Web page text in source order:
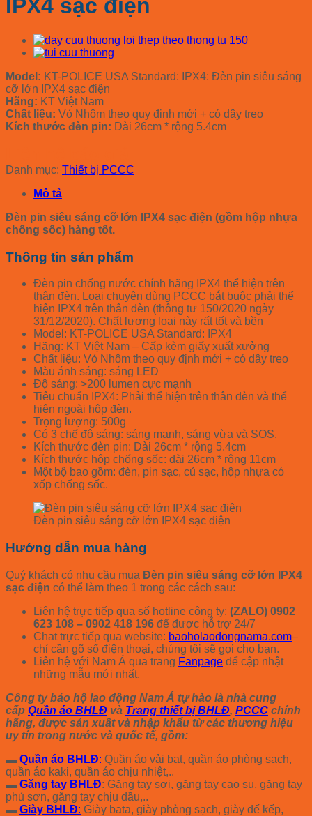
uy
lượng
IPX4 sạc điện
Model: KT-POLICE USA Standard: IPX4: Đèn pin siêu sáng
cỡ lớn IPX4 sạc điện
Hãng: KT Việt Nam
Chất liệu: Vỏ Nhôm theo quy định mới + có dây treo
Kích thước đèn pin: Dài 26cm * rộng 5.4cm
Danh mục: Thiết bị PCCC
Mô tả
Đèn pin siêu sáng cỡ lớn IPX4 sạc điện (gồm hộp nhựa
chống sốc) hàng tốt.
Thông tin sản phẩm
Đèn pin chống nước chính hãng IPX4 thể hiện trên
thân đèn. Loại chuyên dùng PCCC bắt buộc phải thể
hiện IPX4 trên thân đèn (thông tư 150/2020 ngày
31/12/2020). Chất lượng loại này rất tốt và bền
Model: KT-POLICE USA Standard: IPX4
Hãng: KT Việt Nam – Cấp kèm giấy xuất xưởng
Chất liệu: Vỏ Nhôm theo quy định mới + có dây treo
Màu ánh sáng: sáng LED
Độ sáng: >200 lumen cực mạnh
Tiêu chuẩn IPX4: Phải thể hiện trên thân đèn và thể
hiện ngoài hộp đèn.
Trọng lượng: 500g
Có 3 chế độ sáng: sáng mạnh, sáng vừa và SOS.
Kích thước đèn pin: Dài 26cm * rộng 5.4cm
Kích thước hôp chống sốc: dài 26cm * rộng 11cm
Một bộ bao gồm: đèn, pin sạc, củ sạc, hộp nhựa có
xốp chống sốc.
Đèn pin siêu sáng cỡ lớn IPX4 sạc điện
Hướng dẫn mua hàng
Quý khách có nhu cầu mua Đèn pin siêu sáng cỡ lớn IPX4
sạc điện có thể làm theo 1 trong các cách sau:
Liên hệ trực tiếp qua số hotline công ty: (ZALO) 0902
623 108 – 0902 418 196 để được hỗ trợ 24/7
Chat trực tiếp qua website: baoholaodongnama.com–
chỉ cần gõ số điện thoại, chúng tôi sẽ gọi cho bạn.
Liên hệ với Nam Á qua trang Fanpage để cập nhật
những mẫu mới nhất.
Công ty bảo hộ lao động Nam Á tự hào là nhà cung
cấp Quần áo BHLĐ và Trang thiết bị BHLĐ, PCCC chính
hãng, được sản xuất và nhập khẩu từ các thương hiệu
uy tín trong nước và quốc tế, gồm:
▬ Quần áo BHLĐ: Quần áo vải bạt, quần áo phòng sạch,
quần áo kaki, quần áo chịu nhiệt,..
▬ Găng tay BHLĐ: Găng tay sợi, găng tay cao su, găng tay
phủ sơn, găng tay chịu dầu,..
▬ Giày BHLĐ: Giày bata, giày phòng sạch, giày đế kếp,